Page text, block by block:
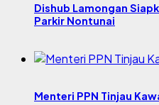
Dishub Lamongan
Parkir Nontunai
Menteri PPN Tinjau